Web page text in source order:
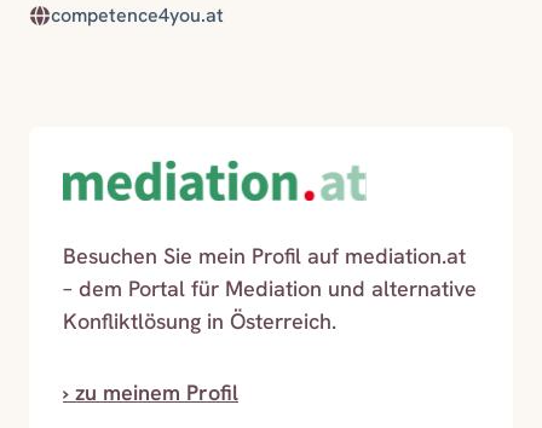
competence4you.at
Besuchen Sie mein Profil auf mediation.at
– dem Portal für Mediation und alternative
Konfliktlösung in Österreich.
› zu meinem Profil